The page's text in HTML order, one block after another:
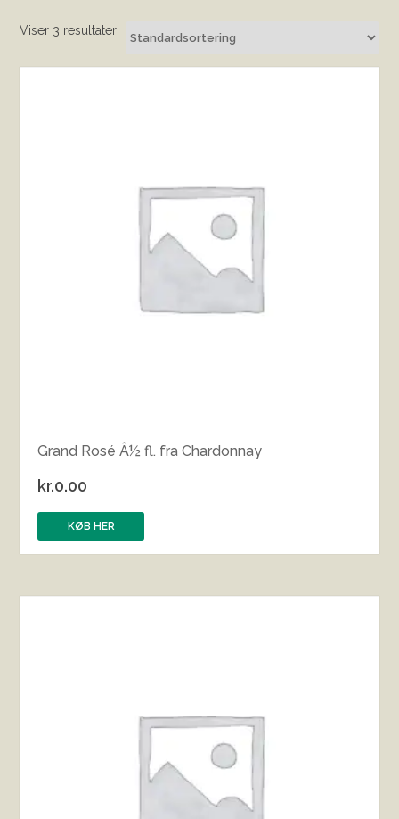
Viser 3 resultater
Grand Rosé Â½ fl. fra Chardonnay
kr.0.00
KØB HER